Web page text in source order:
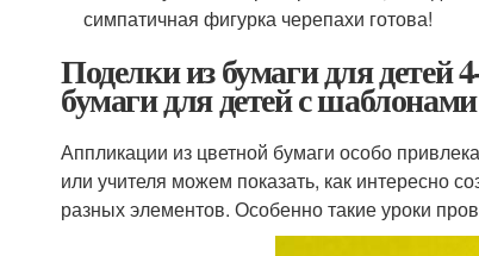
симпатичная фигурка черепахи готова!
Поделки из бумаги для
бумаги для детей с
Аппликации из цветной бумаги особо
или учителя можем показать, как интересно
разных элементов. Особенно такие уроки